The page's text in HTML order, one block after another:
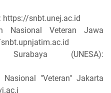
https://snbt.unej.ac.id
Nasional Veteran Jawa
(UNESA):
Nasional "Veteran" Jakarta